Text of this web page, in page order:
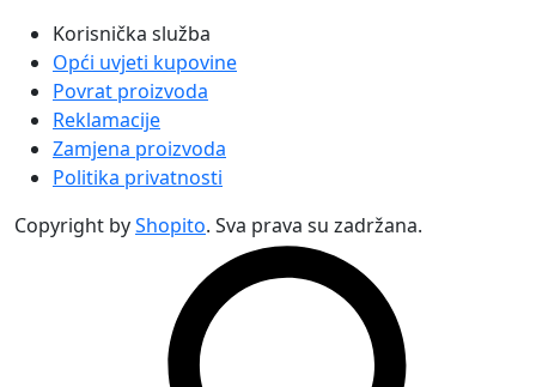
Korisnička služba
Opći uvjeti kupovine
Povrat proizvoda
Reklamacije
Zamjena proizvoda
Politika privatnosti
Copyright byShopito. Sva prava su zadržana.